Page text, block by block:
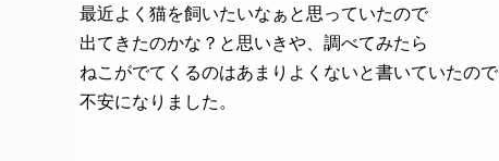
最近よく猫を飼いたいなぁと思っていたので
出てきたのかな？と思いきや、調べてみたら
ねこがでてくるのはあまりよくないと書いていたので
不安になりました。